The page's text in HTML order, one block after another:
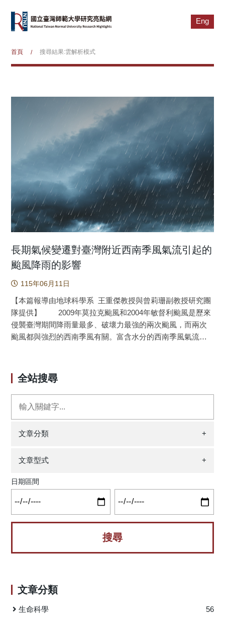
Eng
首頁 / 搜尋結果:雲解析模式
長期氣候變遷對臺灣附近西南季風氣流引起的
颱風降雨的影響
115年06月11日
【本篇報導由地球科學系 王重傑教授與曾莉珊副教授研究團
隊提供】 2009年莫拉克颱風和2004年敏督利颱風是歷來
侵襲臺灣期間降雨量最多、破壞力最強的兩次颱風，而兩次
颱風都與強烈的西南季風有關。富含水分的西南季風氣流和
（PGW）方法模擬這兩場風暴，藉以評估長期氣候變遷對其
劇烈降水的影響。對於每場風暴，都會進行兩種情境的模擬
和比較：其一是在當今氣候下的控制實驗，其二是在約四十
年前的過去環境中的敏感性實驗；二者間的氣候變遷訊號乃
是使用全球再分析數據計算1990–2009年與1950–1969年之間
的差值來估計。在控制實驗中，CRM 3公里的網格解析度真
颱風的環境比現今氣候略低溫且乾燥，兩個颱風的發展和演
和敏督利颱風的日降雨量比過去氣候下的對應颱風增加約5毫
且此日均降水變化具有99.5%可信度之統計顯著性。進一步水
水量提升，使颱風次環流更加活躍，進而強化低層水氣輻
合，促發更劇烈的降水反應。 2004年7月1日敏督利颱
風於晚間登陸花蓮，次日上午由新北市淡水河出口附近出
流、人員死傷、停電、停水及鐵公路交通受阻，造成數十億
2009年8月7日莫拉克颱風於父親節前夕登陸臺灣，侵臺
全站搜尋
文章分類 +
文章型式 +
日期區間
文章分類
生命科學 56